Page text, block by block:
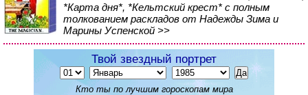
*Карта дня*, *Кельтский крест* с полным
толкованием раскладов от Надежды Зима и
Марины Успенской >>
Твой звездный портрет
Кто ты по лучшим гороскопам мира